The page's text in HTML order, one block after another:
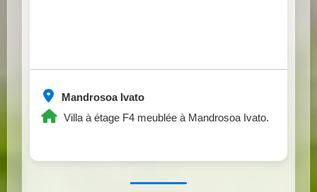
Mandrosoa Ivato
Villa à étage F4 meublée à Mandrosoa Ivato.